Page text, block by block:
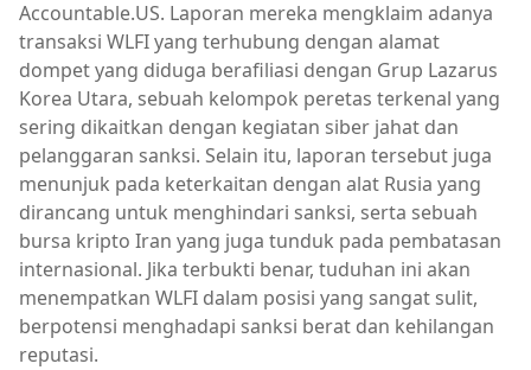
Accountable.US. Laporan mereka mengklaim adanya
transaksi WLFI yang terhubung dengan alamat
dompet yang diduga berafiliasi dengan Grup Lazarus
Korea Utara, sebuah kelompok peretas terkenal yang
sering dikaitkan dengan kegiatan siber jahat dan
pelanggaran sanksi. Selain itu, laporan tersebut juga
menunjuk pada keterkaitan dengan alat Rusia yang
dirancang untuk menghindari sanksi, serta sebuah
bursa kripto Iran yang juga tunduk pada pembatasan
internasional. Jika terbukti benar, tuduhan ini akan
menempatkan WLFI dalam posisi yang sangat sulit,
berpotensi menghadapi sanksi berat dan kehilangan
reputasi.